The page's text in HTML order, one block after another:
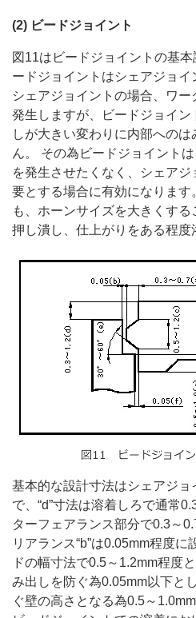
(2) ビードジョイント
図11はビードジョイントの基
ードジョイントはシェアジョイ
シェアジョイントの場合、ワ
発生しますが、ビードジョイ
しが大きい変わりに内部への
ん。 その為ビードジョイント
を発生させたくなく、シェア
要とする場合に有効になります
も、ホーンサイズを大きくす
押し潰し、仕上がりをある程度
基本的な設計寸法はシェアジョ
で、“d”寸法は溶着しろで通常
ターフェアランス部分で0.3～
リアランス“b”は0.05mm程度に
ドの幅寸法で0.5～1.2mm程度
み出しを防ぐ為0.05mm以下と
ぐ壁の高さとなる為0.5～